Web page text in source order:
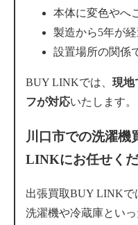
本体に変色やへ
製造から5年が
設置場所の関係
BUY LINKでは、 現地
フが対応いたします。
川口市での洗濯機
LINKにお任せく
出張買取BUY LINKで
洗濯機や冷蔵庫とい